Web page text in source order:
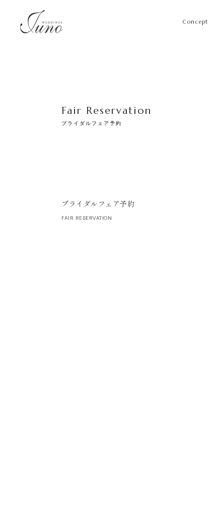
Concept
Fair Reservation
ブライダルフェア予約
ブライダルフェア予約
FAIR RESERVATION